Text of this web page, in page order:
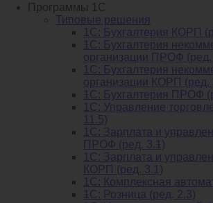
Программы 1С
Типовые решения
1C: Бухгалтерия КОРП
1С: Бухгалтерия
организации ПРОФ (ред.
1С: Бухгалтерия
организации КОРП (ред.
1C: Бухгалтерия ПРОФ
1C: Управление
11.5)
1C: Зарплата и
ПРОФ (ред. 3.1)
1C: Зарплата и
КОРП (ред. 3.1)
1C: Комплексная
1С: Розница (ред. 2.3)